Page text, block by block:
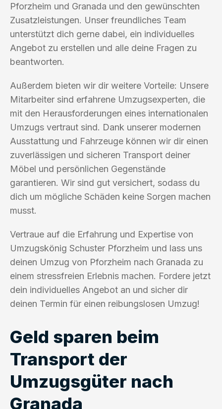
Pforzheim und Granada und den gewünschten
Zusatzleistungen. Unser freundliches Team
unterstützt dich gerne dabei, ein individuelles
Angebot zu erstellen und alle deine Fragen zu
beantworten.
Außerdem bieten wir dir weitere Vorteile: Unsere
Mitarbeiter sind erfahrene Umzugsexperten, die
mit den Herausforderungen eines internationalen
Umzugs vertraut sind. Dank unserer modernen
Ausstattung und Fahrzeuge können wir dir einen
zuverlässigen und sicheren Transport deiner
Möbel und persönlichen Gegenstände
garantieren. Wir sind gut versichert, sodass du
dich um mögliche Schäden keine Sorgen machen
musst.
Vertraue auf die Erfahrung und Expertise von
Umzugskönig Schuster Pforzheim und lass uns
deinen Umzug von Pforzheim nach Granada zu
einem stressfreien Erlebnis machen. Fordere jetzt
dein individuelles Angebot an und sicher dir
deinen Termin für einen reibungslosen Umzug!
Geld sparen beim
Transport der
Umzugsgüter nach
Granada